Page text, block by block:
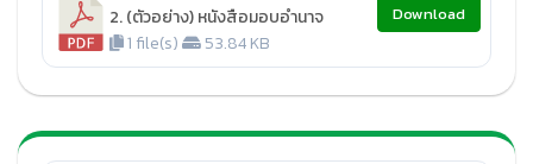
2. (ตัวอย่าง) หนังสือมอบอำนาจ
1 file(s)
53.84 KB
Download